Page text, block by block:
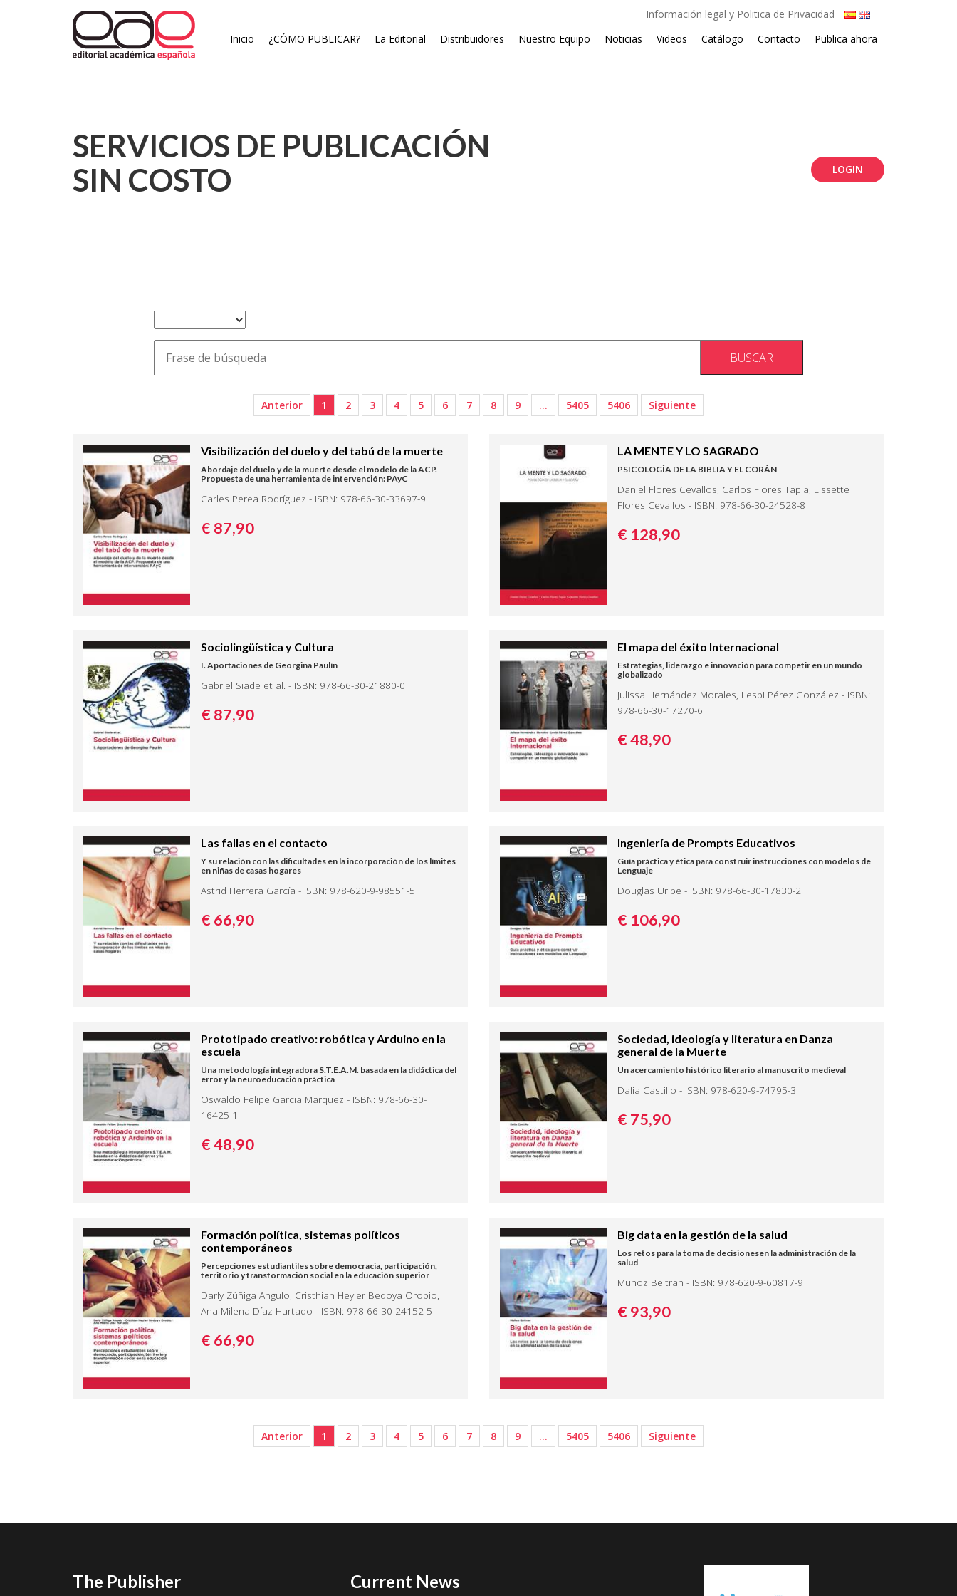
Información legal y Politica de Privacidad
Inicio
¿CÓMO PUBLICAR? La Editorial Distribuidores Nuestro Equipo Noticias Videos Catálogo Contacto Publica ahora
SERVICIOS DE PUBLICACIÓN
SIN COSTO
LOGIN
Anterior 1 2 3 4 5 6 7 8 9 … 5405 5406 Siguiente
Visibilización del duelo y del tabú de la muerte
Abordaje del duelo y de la muerte desde el modelo de la ACP.
Propuesta de una herramienta de intervención: PAyC
Carles Perea Rodríguez - ISBN: 978-66-30-33697-9
€ 87,90
LA MENTE Y LO SAGRADO
PSICOLOGÍA DE LA BIBLIA Y EL CORÁN
Daniel Flores Cevallos, Carlos Flores Tapia, Lissette
Flores Cevallos - ISBN: 978-66-30-24528-8
€ 128,90
Sociolingüística y Cultura
I. Aportaciones de Georgina Paulín
Gabriel Siade et al. - ISBN: 978-66-30-21880-0
€ 87,90
El mapa del éxito Internacional
Estrategias, liderazgo e innovación para competir en un mundo
globalizado
Julissa Hernández Morales, Lesbi Pérez González - ISBN:
978-66-30-17270-6
€ 48,90
Las fallas en el contacto
Y su relación con las dificultades en la incorporación de los límites
en niñas de casas hogares
Astrid Herrera García - ISBN: 978-620-9-98551-5
€ 66,90
Ingeniería de Prompts Educativos
Guía práctica y ética para construir instrucciones con modelos de
Lenguaje
Douglas Uribe - ISBN: 978-66-30-17830-2
€ 106,90
Prototipado creativo: robótica y Arduino en la
escuela
Una metodología integradora S.T.E.A.M. basada en la didáctica del
error y la neuroeducación práctica
Oswaldo Felipe Garcia Marquez - ISBN: 978-66-30-
16425-1
€ 48,90
Sociedad, ideología y literatura en Danza
general de la Muerte
Un acercamiento histórico literario al manuscrito medieval
Dalia Castillo - ISBN: 978-620-9-74795-3
€ 75,90
Formación política, sistemas políticos
contemporáneos
Percepciones estudiantiles sobre democracia, participación,
territorio y transformación social en la educación superior
Darly Zúñiga Angulo, Cristhian Heyler Bedoya Orobio,
Ana Milena Díaz Hurtado - ISBN: 978-66-30-24152-5
€ 66,90
Big data en la gestión de la salud
Los retos para la toma de decisionesen la administración de la
salud
Muñoz Beltran - ISBN: 978-620-9-60817-9
€ 93,90
Anterior 1 2 3 4 5 6 7 8 9 … 5405 5406 Siguiente
The Publisher Current News